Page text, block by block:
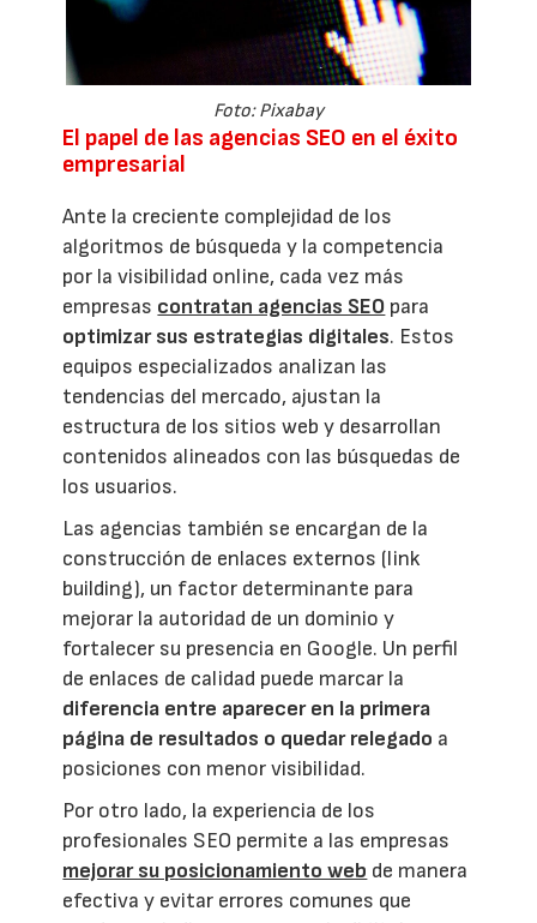
Foto: Pixabay
El papel de las agencias SEO en el éxito
empresarial
Ante la creciente complejidad de los
algoritmos de búsqueda y la competencia
por la visibilidad online, cada vez más
empresas contratan agencias SEO para
optimizar sus estrategias digitales. Estos
equipos especializados analizan las
tendencias del mercado, ajustan la
estructura de los sitios web y desarrollan
contenidos alineados con las búsquedas de
los usuarios.
Las agencias también se encargan de la
construcción de enlaces externos (link
building), un factor determinante para
mejorar la autoridad de un dominio y
fortalecer su presencia en Google. Un perfil
de enlaces de calidad puede marcar la
diferencia entre aparecer en la primera
página de resultados o quedar relegado a
posiciones con menor visibilidad.
Por otro lado, la experiencia de los
profesionales SEO permite a las empresas
mejorar su posicionamiento web de manera
efectiva y evitar errores comunes que